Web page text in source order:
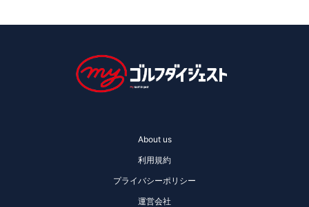
About us
利用規約
プライバシーポリシー
運営会社